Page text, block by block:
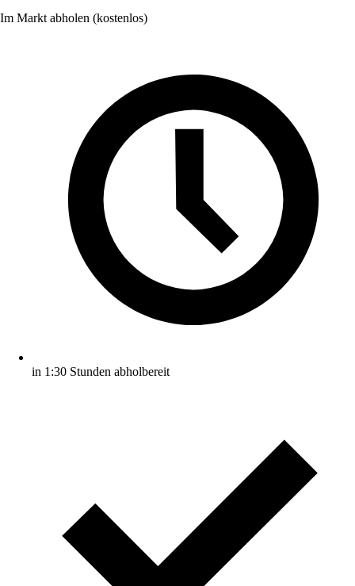
Im Markt abholen (kostenlos)
in 1:30 Stunden abholbereit